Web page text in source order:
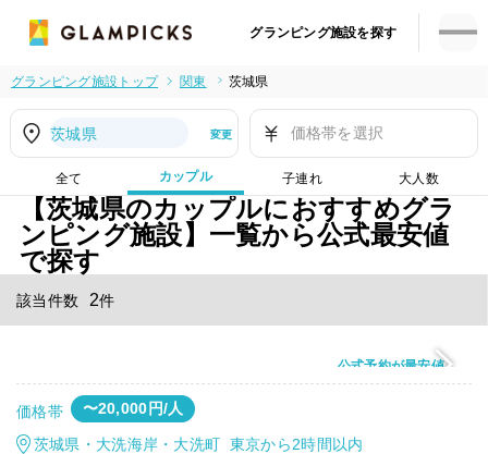
グランピング施設を探す
グランピング施設トップ 関東 茨城県
茨城県 変更 価格帯を選択
全て カップル 子連れ 大人数
【茨城県のカップルにおすすめグラ
ンピング施設】一覧から公式最安値
で探す
該当件数 2件
公式予約が最安値
価格帯 〜20,000円/人
茨城県・大洗海岸・大洗町 東京から2時間以内